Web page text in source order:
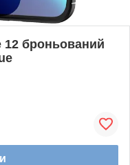
12 броньований